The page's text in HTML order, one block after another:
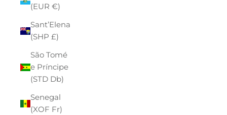
(EUR €)
Sant’Elena
(SHP £)
São Tomé
e Príncipe
(STD Db)
Senegal
(XOF Fr)